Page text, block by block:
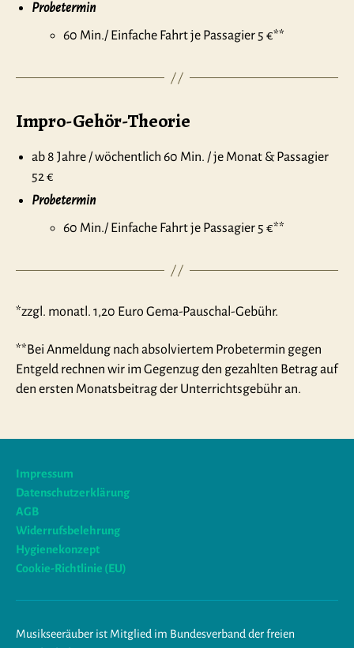
Probetermin
60 Min./ Einfache Fahrt je Passagier 5 €**
Impro-Gehör-Theorie
ab 8 Jahre / wöchentlich 60 Min. / je Monat & Passagier
52 €
Probetermin
60 Min./ Einfache Fahrt je Passagier 5 €**
*zzgl. monatl. 1,20 Euro Gema-Pauschal-Gebühr.
**Bei Anmeldung nach absolviertem Probetermin gegen
Entgeld rechnen wir im Gegenzug den gezahlten Betrag auf
den ersten Monatsbeitrag der Unterrichtsgebühr an.
Impressum
Datenschutzerklärung
AGB
Widerrufsbelehrung
Hygienekonzept
Cookie-Richtlinie (EU)
Musikseeräuber ist Mitglied im Bundesverband der freien